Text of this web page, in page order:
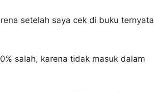
setelah saya cek di buku ternyata
salah, karena tidak masuk dalam